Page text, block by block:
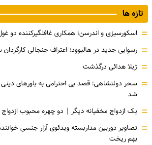
تازه ها
= اسکورسیزی و اندرسن؛ همکاری غافلگیرکننده دو
= رسوایی جدید در هالیوود؛ اعتراف جنجالی
= ژیلا هدائی درگذشت
= سحر دولتشاهی: قصد بی احترامی به باورهای
شد
= یک ازدواج مخفیانه دیگر | دو چهره محبوب ازدواج
= تصاویر دوربین مداربسته ویدئوی آزار جنسی
بهم ریخت